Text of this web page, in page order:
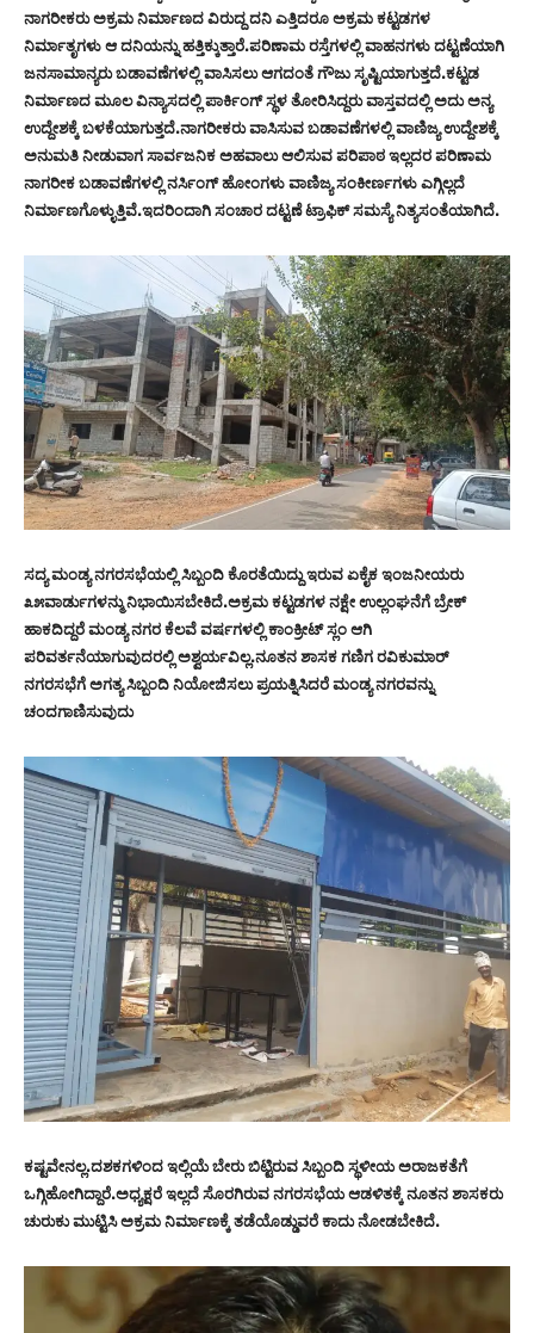
ನಾಗರೀಕರು ಅಕ್ರಮ ನಿರ್ಮಾಣದ ವಿರುದ್ದ ದನಿ ಎತ್ತಿದರೂ ಅಕ್ರಮ ಕಟ್ಟಡಗಳ
ನಿರ್ಮಾತೃಗಳು ಆ ದನಿಯನ್ನು ಹತ್ತಿಕ್ಕುತ್ತಾರೆ.ಪರಿಣಾಮ ರಸ್ತೆಗಳಲ್ಲಿ ವಾಹನಗಳು ದಟ್ಟಣೆಯಾಗಿ
ಜನಸಾಮಾನ್ಯರು ಬಡಾವಣೆಗಳಲ್ಲಿ ವಾಸಿಸಲು ಆಗದಂತೆ ಗೌಜು ಸೃಷ್ಟಿಯಾಗುತ್ತದೆ.ಕಟ್ಟಡ
ನಿರ್ಮಾಣದ ಮೂಲ ವಿನ್ಯಾಸದಲ್ಲಿ ಪಾರ್ಕಿಂಗ್ ಸ್ಥಳ ತೋರಿಸಿದ್ದರು ವಾಸ್ತವದಲ್ಲಿ ಅದು ಅನ್ಯ
ಉದ್ದೇಶಕ್ಕೆ ಬಳಕೆಯಾಗುತ್ತದೆ.ನಾಗರೀಕರು ವಾಸಿಸುವ ಬಡಾವಣೆಗಳಲ್ಲಿ ವಾಣಿಜ್ಯ ಉದ್ದೇಶಕ್ಕೆ
ಅನುಮತಿ ನೀಡುವಾಗ ಸಾರ್ವಜನಿಕ ಅಹವಾಲು ಆಲಿಸುವ ಪರಿಪಾಠ ಇಲ್ಲದರ ಪರಿಣಾಮ
ನಾಗರೀಕ ಬಡಾವಣೆಗಳಲ್ಲಿ ನರ್ಸಿಂಗ್ ಹೋಂಗಳು ವಾಣಿಜ್ಯ ಸಂಕೀರ್ಣಗಳು ಎಗ್ಗಿಲ್ಲದೆ
ನಿರ್ಮಾಣಗೊಳ್ಳುತ್ತಿವೆ.ಇದರಿಂದಾಗಿ ಸಂಚಾರ ದಟ್ಟಣೆ ಟ್ರಾಫಿಕ್ ಸಮಸ್ಯೆ ನಿತ್ಯಸಂತೆಯಾಗಿದೆ.
ಸದ್ಯ ಮಂಡ್ಯ ನಗರಸಭೆಯಲ್ಲಿ ಸಿಬ್ಬಂದಿ ಕೊರತೆಯಿದ್ದು ಇರುವ ಏಕೈಕ ಇಂಜನೀಯರು
೩೫ವಾರ್ಡುಗಳನ್ಮು ನಿಭಾಯಿಸಬೇಕಿದೆ.ಅಕ್ರಮ ಕಟ್ಟಡಗಳ ನಕ್ಷೇ ಉಲ್ಲಂಘನೆಗೆ ಬ್ರೇಕ್
ಹಾಕದಿದ್ದರೆ ಮಂಡ್ಯ ನಗರ ಕೆಲವೆ ವರ್ಷಗಳಲ್ಲಿ ಕಾಂಕ್ರೀಟ್ ಸ್ಲಂ ಆಗಿ
ಪರಿವರ್ತನೆಯಾಗುವುದರಲ್ಲಿ ಅಶ್ವರ್ಯವಿಲ್ಲ.ನೂತನ ಶಾಸಕ ಗಣಿಗ ರವಿಕುಮಾರ್
ನಗರಸಭೆಗೆ ಅಗತ್ಯ ಸಿಬ್ಬಂದಿ ನಿಯೋಜಿಸಲು ಪ್ರಯತ್ನಿಸಿದರೆ ಮಂಡ್ಯ ನಗರವನ್ನು
ಚಂದಗಾಣಿಸುವುದು
ಕಷ್ಟವೇನಲ್ಲ.ದಶಕಗಳಿಂದ ಇಲ್ಲಿಯೆ ಬೇರು ಬಿಟ್ಟಿರುವ ಸಿಬ್ಬಂದಿ ಸ್ಥಳೀಯ ಅರಾಜಕತೆಗೆ
ಒಗ್ಗಿಹೋಗಿದ್ದಾರೆ.ಅಧ್ಯಕ್ಷರೆ ಇಲ್ಲದೆ ಸೊರಗಿರುವ ನಗರಸಭೆಯ ಆಡಳಿತಕ್ಕೆ ನೂತನ ಶಾಸಕರು
ಚುರುಕು ಮುಟ್ಟಿಸಿ ಅಕ್ರಮ ನಿರ್ಮಾಣಕ್ಕೆ ತಡೆಯೊಡ್ಡುವರೆ ಕಾದು ನೋಡಬೇಕಿದೆ.